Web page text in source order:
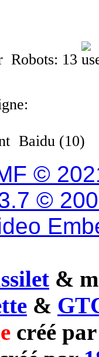
Robots: 13
Baidu (10)
©
©
&
&
créé